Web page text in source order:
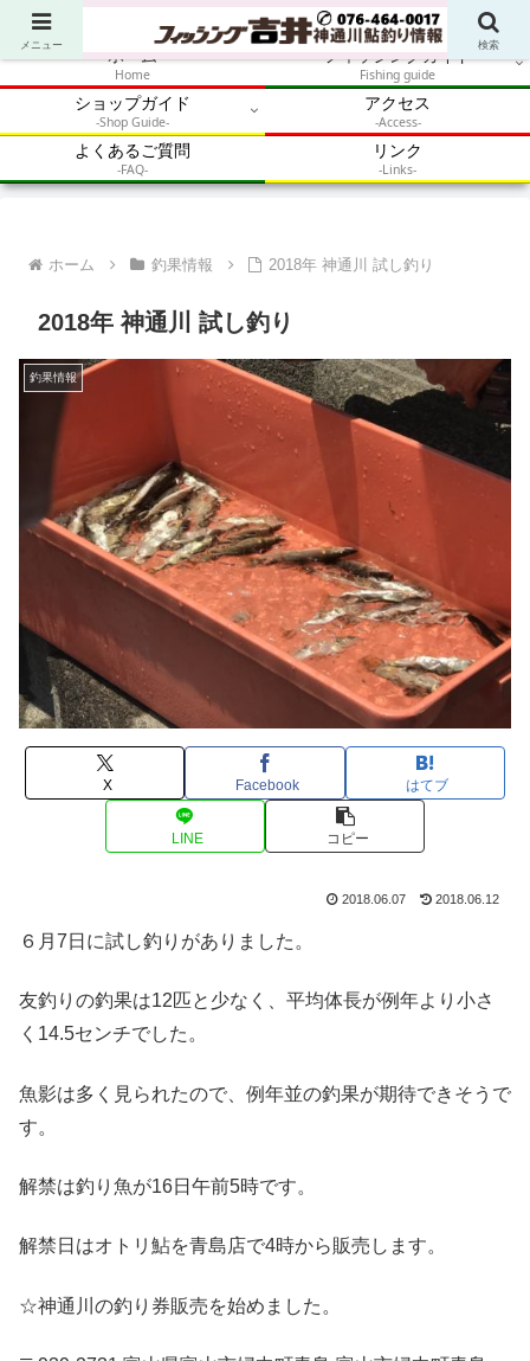
アウトドア・釣り・鮎・自然体験を加速させるメディア
ホーム
Home
フィッシングガイド
Fishing guide
ショップガイド
-Shop Guide-
アクセス
-Access-
よくあるご質問
-FAQ-
リンク
-Links-
ホーム 釣果情報 2018年 神通川 試し釣り
2018年 神通川 試し釣り
釣果情報
X Facebook はてブ
LINE コピー
2018.06.07 2018.06.12
６月7日に試し釣りがありました。
友釣りの釣果は12匹と少なく、平均体長が例年より小さ
く14.5センチでした。
魚影は多く見られたので、例年並の釣果が期待できそうで
す。
解禁は釣り魚が16日午前5時です。
解禁日はオトリ鮎を青島店で4時から販売します。
☆神通川の釣り券販売を始めました。
メニュー 検索